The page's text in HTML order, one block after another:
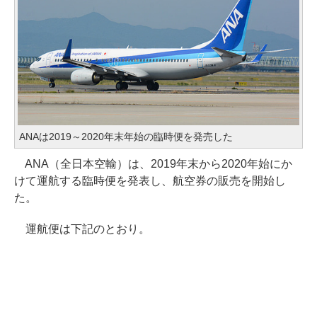
ANAは2019～2020年末年始の臨時便を発売した
ANA（全日本空輸）は、2019年末から2020年始にか
けて運航する臨時便を発表し、航空券の販売を開始し
た。
運航便は下記のとおり。